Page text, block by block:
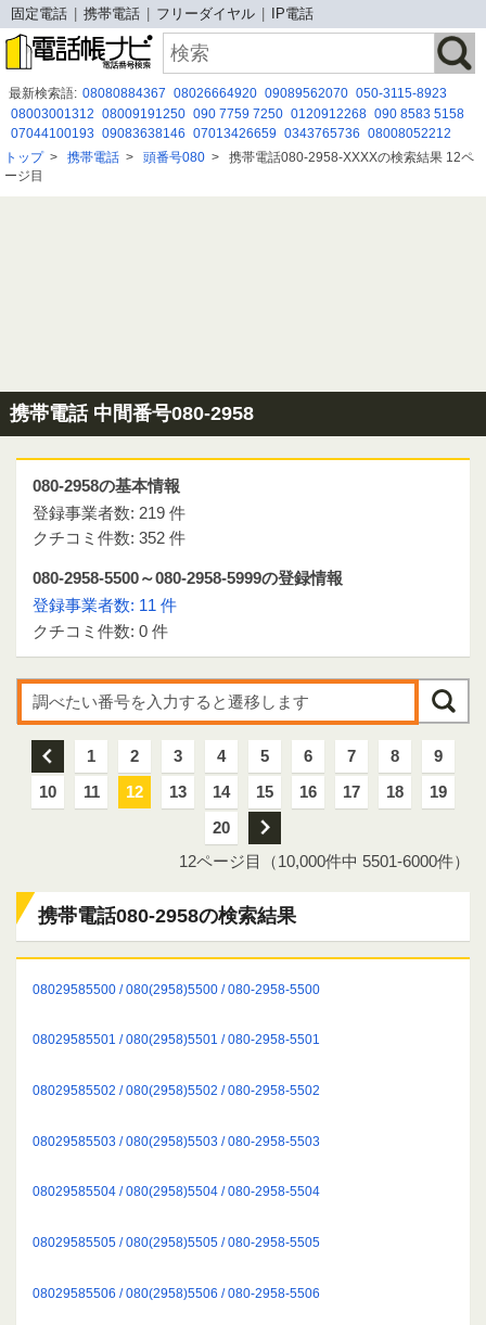
固定電話 携帯電話 フリーダイヤル IP電話
最新検索語: 08080884367 08026664920 09089562070 050-3115-8923
08003001312 08009191250 090 7759 7250 0120912268 090 8583 5158
07044100193 09083638146 07013426659 0343765736 08008052212
0120 828 251 08071283107 0786002670 ０１２０２７４４５３
08015858163
トップ> 携帯電話 > 頭番号080 > 携帯電話080-2958-XXXXの検索結果 12ペ
ージ目
携帯電話 中間番号080-2958
080-2958の基本情報
登録事業者数: 219 件
クチコミ件数: 352 件
080-2958-5500～080-2958-5999の登録情報
登録事業者数: 11 件
クチコミ件数: 0 件
前 1 2 3 4 5 6 7 8
9
10
11 12 13 14 15 16 17 18
19
20
次
12ページ目（10,000件中 5501-6000件）
携帯電話080-2958の検索結果
08029585500 / 080(2958)5500 / 080-2958-5500
08029585501 / 080(2958)5501 / 080-2958-5501
08029585502 / 080(2958)5502 / 080-2958-5502
08029585503 / 080(2958)5503 / 080-2958-5503
08029585504 / 080(2958)5504 / 080-2958-5504
08029585505 / 080(2958)5505 / 080-2958-5505
08029585506 / 080(2958)5506 / 080-2958-5506